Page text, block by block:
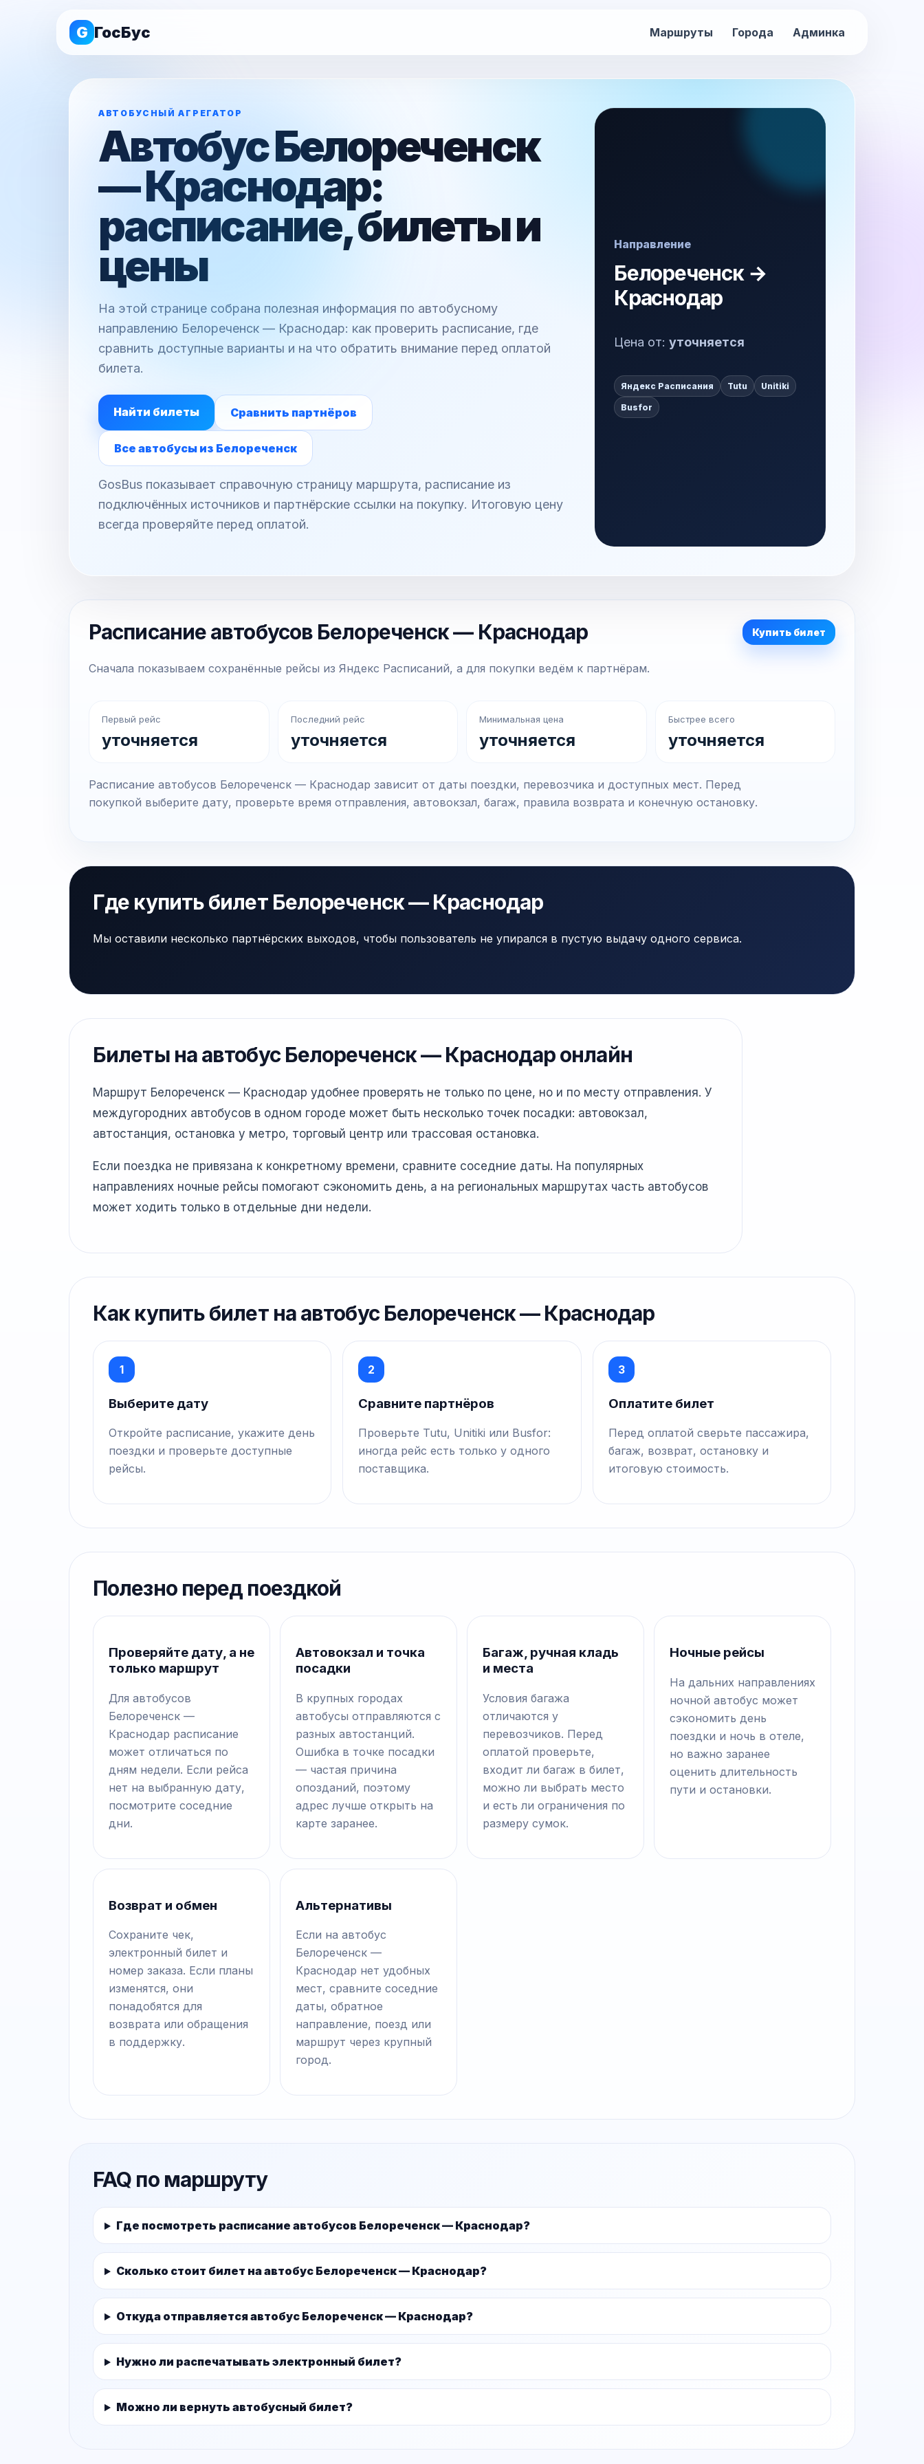
G ГосБус Маршруты Города Админка
АВТОБУСНЫЙ АГРЕГАТОР
Автобус Белореченск
— Краснодар:
расписание, билеты и
цены
На этой странице собрана полезная информация по автобусному
направлению Белореченск — Краснодар: как проверить расписание, где
сравнить доступные варианты и на что обратить внимание перед оплатой
билета.
Найти билеты Сравнить партнёров
Все автобусы из Белореченск
GosBus показывает справочную страницу маршрута, расписание из
подключённых источников и партнёрские ссылки на покупку. Итоговую цену
всегда проверяйте перед оплатой.
Направление
Белореченск →
Краснодар
Цена от: уточняется
Яндекс Расписания Tutu Unitiki
Busfor
Расписание автобусов Белореченск — Краснодар
Сначала показываем сохранённые рейсы из Яндекс Расписаний, а для покупки ведём к партнёрам.
Купить билет
Первый рейс
уточняется
Последний рейс
уточняется
Минимальная цена
уточняется
Быстрее всего
уточняется
Расписание автобусов Белореченск — Краснодар зависит от даты поездки, перевозчика и доступных мест. Перед
покупкой выберите дату, проверьте время отправления, автовокзал, багаж, правила возврата и конечную остановку.
Где купить билет Белореченск — Краснодар
Мы оставили несколько партнёрских выходов, чтобы пользователь не упирался в пустую выдачу одного сервиса.
Билеты на автобус Белореченск — Краснодар онлайн
Маршрут Белореченск — Краснодар удобнее проверять не только по цене, но и по месту отправления. У
междугородних автобусов в одном городе может быть несколько точек посадки: автовокзал,
автостанция, остановка у метро, торговый центр или трассовая остановка.
Если поездка не привязана к конкретному времени, сравните соседние даты. На популярных
направлениях ночные рейсы помогают сэкономить день, а на региональных маршрутах часть автобусов
может ходить только в отдельные дни недели.
Как купить билет на автобус Белореченск — Краснодар
1
Выберите дату
Откройте расписание, укажите день
поездки и проверьте доступные
рейсы.
2
Сравните партнёров
Проверьте Tutu, Unitiki или Busfor:
иногда рейс есть только у одного
поставщика.
3
Оплатите билет
Перед оплатой сверьте пассажира,
багаж, возврат, остановку и
итоговую стоимость.
Полезно перед поездкой
Проверяйте дату, а не
только маршрут
Для автобусов
Белореченск —
Краснодар расписание
может отличаться по
дням недели. Если рейса
нет на выбранную дату,
посмотрите соседние
дни.
Автовокзал и точка
посадки
В крупных городах
автобусы отправляются с
разных автостанций.
Ошибка в точке посадки
— частая причина
опозданий, поэтому
адрес лучше открыть на
карте заранее.
Багаж, ручная кладь
и места
Условия багажа
отличаются у
перевозчиков. Перед
оплатой проверьте,
входит ли багаж в билет,
можно ли выбрать место
и есть ли ограничения по
размеру сумок.
Ночные рейсы
На дальних направлениях
ночной автобус может
сэкономить день
поездки и ночь в отеле,
но важно заранее
оценить длительность
пути и остановки.
Возврат и обмен
Сохраните чек,
электронный билет и
номер заказа. Если планы
изменятся, они
понадобятся для
возврата или обращения
в поддержку.
Альтернативы
Если на автобус
Белореченск —
Краснодар нет удобных
мест, сравните соседние
даты, обратное
направление, поезд или
маршрут через крупный
город.
FAQ по маршруту
Где посмотреть расписание автобусов Белореченск — Краснодар?
Сколько стоит билет на автобус Белореченск — Краснодар?
Откуда отправляется автобус Белореченск — Краснодар?
Нужно ли распечатывать электронный билет?
Можно ли вернуть автобусный билет?